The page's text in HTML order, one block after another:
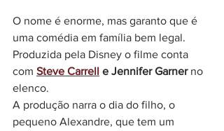
O nome é enorme, mas garanto que é
uma comédia em família bem legal.
Produzida pela Disney o filme conta
com Steve Carrell e Jennifer Garner no
elenco.
A produção narra o dia do filho, o
pequeno Alexandre, que tem um